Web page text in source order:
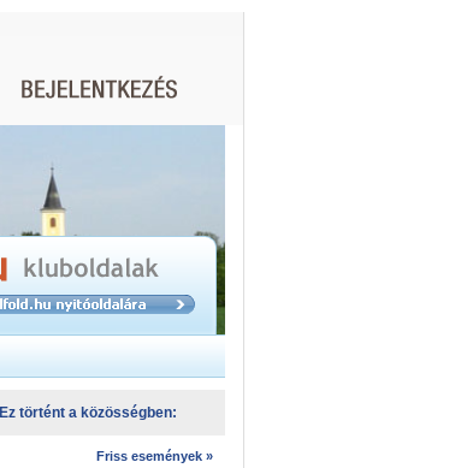
Ez történt a közösségben:
Friss események »